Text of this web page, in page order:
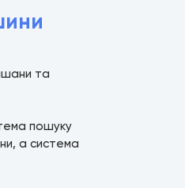
та
пошуку
а система